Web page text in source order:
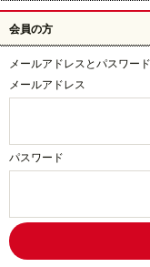
会員の方
メールアドレスとパスワー
メールアドレス
パスワード